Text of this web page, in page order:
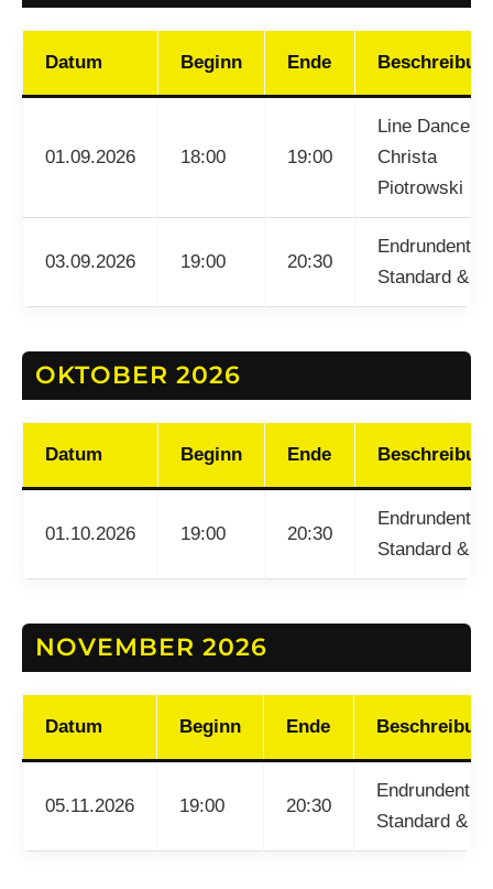
Datum Beginn Ende
01.09.2026 18:00 19:00
Line Dance
Christa
Piotrowski
03.09.2026 19:00 20:30
Standard &
OKTOBER 2026
Datum Beginn Ende
01.10.2026 19:00 20:30
Standard &
NOVEMBER 2026
Datum Beginn Ende
05.11.2026 19:00 20:30
Standard &